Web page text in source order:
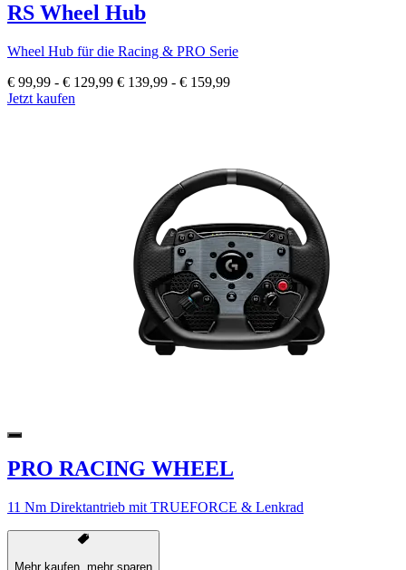
RS Wheel Hub
Wheel Hub für die Racing & PRO Serie
€ 99,99 - € 129,99 € 139,99 - € 159,99
Jetzt kaufen
PRO RACING WHEEL
11 Nm Direktantrieb mit TRUEFORCE & Lenkrad
Mehr kaufen, mehr sparen